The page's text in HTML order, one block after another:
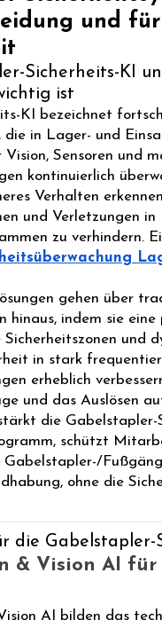
und
Sicherheits-KI
ist
KI bezeichnet
die in Lager- und
Sensoren und
kontinuierlich
Verhalten
und Verletzungen in
zu verhindern.
gehen über
hinaus, indem sie
und
in stark
erheblich
und das Auslösen
die Gabelstapler-
schützt
Gabelstapler-/
ohne die
die
& Vision AI
AI bilden das